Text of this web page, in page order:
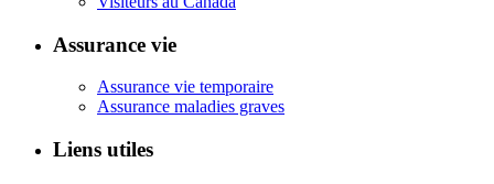
Assurance vie
Assurance vie temporaire
Assurance maladies graves
Liens utiles